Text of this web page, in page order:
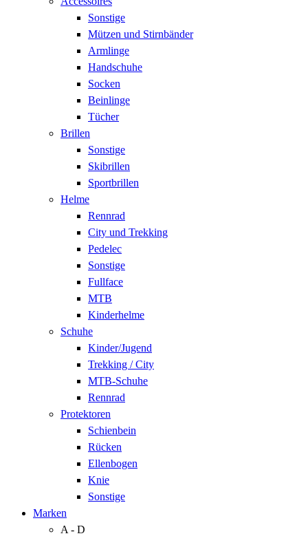
Sonstige
Mützen und Stirnbänder
Armlinge
Handschuhe
Socken
Beinlinge
Tücher
Brillen
Sonstige
Skibrillen
Sportbrillen
Helme
Rennrad
City und Trekking
Pedelec
Sonstige
Fullface
MTB
Kinderhelme
Schuhe
Kinder/Jugend
Trekking / City
MTB-Schuhe
Rennrad
Protektoren
Schienbein
Rücken
Ellenbogen
Knie
Sonstige
Marken
A - D